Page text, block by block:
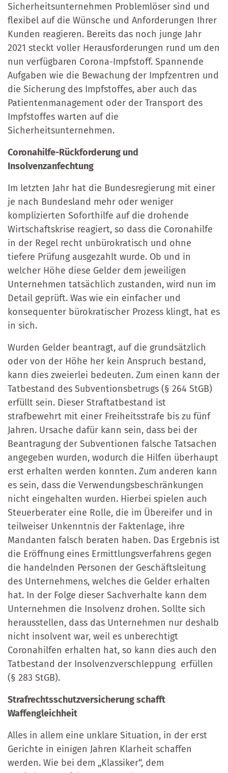
Sicherheitsunternehmen Problemlöser sind und
flexibel auf die Wünsche und Anforderungen Ihrer
Kunden reagieren. Bereits das noch junge Jahr
2021 steckt voller Herausforderungen rund um den
nun verfügbaren Corona-Impfstoff. Spannende
Aufgaben wie die Bewachung der Impfzentren und
die Sicherung des Impfstoffes, aber auch das
Patientenmanagement oder der Transport des
Impfstoffes warten auf die
Sicherheitsunternehmen.
Coronahilfe-Rückforderung und
Insolvenzanfechtung
Im letzten Jahr hat die Bundesregierung mit einer
je nach Bundesland mehr oder weniger
komplizierten Soforthilfe auf die drohende
Wirtschaftskrise reagiert, so dass die Coronahilfe
in der Regel recht unbürokratisch und ohne
tiefere Prüfung ausgezahlt wurde. Ob und in
welcher Höhe diese Gelder dem jeweiligen
Unternehmen tatsächlich zustanden, wird nun im
Detail geprüft. Was wie ein einfacher und
konsequenter bürokratischer Prozess klingt, hat es
in sich.
Wurden Gelder beantragt, auf die grundsätzlich
oder von der Höhe her kein Anspruch bestand,
kann dies zweierlei bedeuten. Zum einen kann der
Tatbestand des Subventionsbetrugs (§ 264 StGB)
erfüllt sein. Dieser Straftatbestand ist
strafbewehrt mit einer Freiheitsstrafe bis zu fünf
Jahren. Ursache dafür kann sein, dass bei der
Beantragung der Subventionen falsche Tatsachen
angegeben wurden, wodurch die Hilfen überhaupt
erst erhalten werden konnten. Zum anderen kann
es sein, dass die Verwendungsbeschränkungen
nicht eingehalten wurden. Hierbei spielen auch
Steuerberater eine Rolle, die im Übereifer und in
teilweiser Unkenntnis der Faktenlage, ihre
Mandanten falsch beraten haben. Das Ergebnis ist
die Eröffnung eines Ermittlungsverfahrens gegen
die handelnden Personen der Geschäftsleitung
des Unternehmens, welches die Gelder erhalten
hat. In der Folge dieser Sachverhalte kann dem
Unternehmen die Insolvenz drohen. Sollte sich
herausstellen, dass das Unternehmen nur deshalb
nicht insolvent war, weil es unberechtigt
Coronahilfen erhalten hat, so kann dies auch den
Tatbestand der Insolvenzverschleppung erfüllen
(§ 283 StGB).
Strafrechtsschutzversicherung schafft
Waffengleichheit
Alles in allem eine unklare Situation, in der erst
Gerichte in einigen Jahren Klarheit schaffen
werden. Wie bei dem „Klassiker“, dem